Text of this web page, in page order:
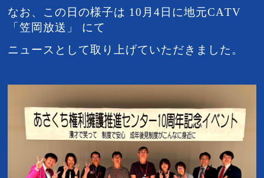
なお、この日の様子は 10月4日に地元CATV
「笠岡放送」 にて
ニュースとして取り上げていただきました。